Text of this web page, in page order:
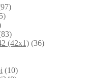
(42x1) (36)
(10)